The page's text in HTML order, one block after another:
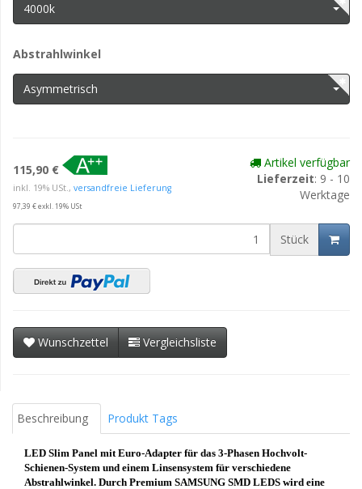
4000k
Abstrahlwinkel
Asymmetrisch
115,90 €
inkl. 19% USt., versandfreie Lieferung
97,39 € exkl. 19% USt
Artikel verfügbar
Lieferzeit: 9 - 10
Werktage
Stück
Wunschzettel Vergleichsliste
Beschreibung Produkt Tags
LED Slim Panel mit Euro-Adapter für das 3-Phasen Hochvolt-
Schienen-System und einem Linsensystem für verschiedene
Abstrahlwinkel. Durch Premium SAMSUNG SMD LEDS wird eine